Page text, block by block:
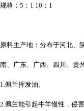
规格：5：1 10：1
原料主产地：分布于河北、
南、广东、广西、四川、贵
1.佩兰挥发油。
2.佩兰能引起牛羊慢性，侵